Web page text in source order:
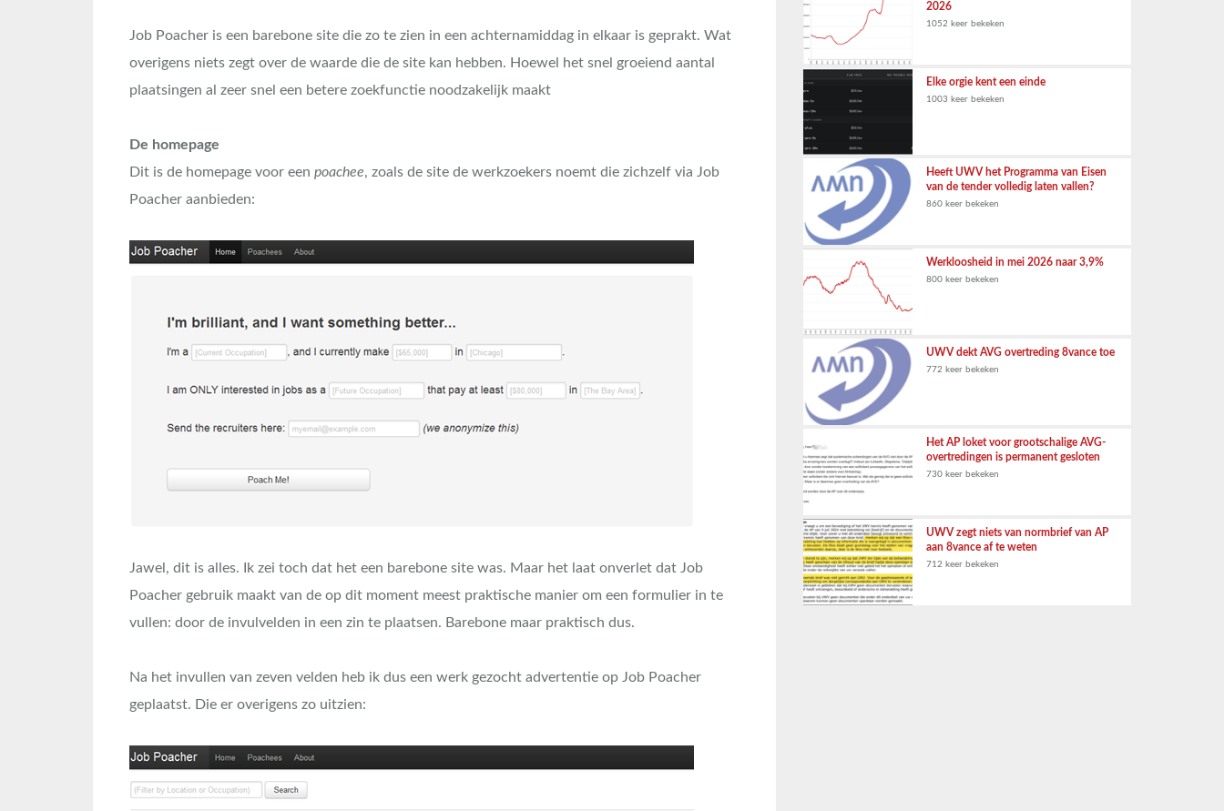
Job Poacher is een barebone site die zo te zien in een achternamiddag in elkaar is geprakt. Wat
overigens niets zegt over de waarde die de site kan hebben. Hoewel het snel groeiend aantal
plaatsingen al zeer snel een betere zoekfunctie noodzakelijk maakt
De homepage
Dit is de homepage voor een poachee, zoals de site de werkzoekers noemt die zichzelf via Job
Poacher aanbieden:
Jawel, dit is alles. Ik zei toch dat het een barebone site was. Maar het laat onverlet dat Job
Poacher gebruik maakt van de op dit moment meest praktische manier om een formulier in te
vullen: door de invulvelden in een zin te plaatsen. Barebone maar praktisch dus.
Na het invullen van zeven velden heb ik dus een werk gezocht advertentie op Job Poacher
geplaatst. Die er overigens zo uitzien:
2026
1052 keer bekeken
Elke orgie kent een einde
1003 keer bekeken
Heeft UWV het Programma van Eisen
van de tender volledig laten vallen?
860 keer bekeken
Werkloosheid in mei 2026 naar 3,9%
800 keer bekeken
UWV dekt AVG overtreding 8vance toe
772 keer bekeken
Het AP loket voor grootschalige AVG-
overtredingen is permanent gesloten
730 keer bekeken
UWV zegt niets van normbrief van AP
aan 8vance af te weten
712 keer bekeken